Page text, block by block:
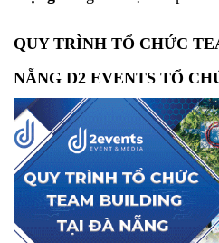
QUY TRÌNH TỔ CHỨC
NẴNG D2 EVENTS TỔ